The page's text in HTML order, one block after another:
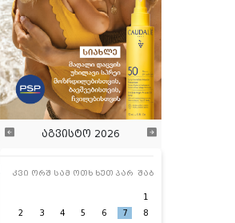
აგვისტო 2026
კვი ორშ სამ ოთხ ხუთ პარ შაბ
1
2
3 4 5 6 7
8